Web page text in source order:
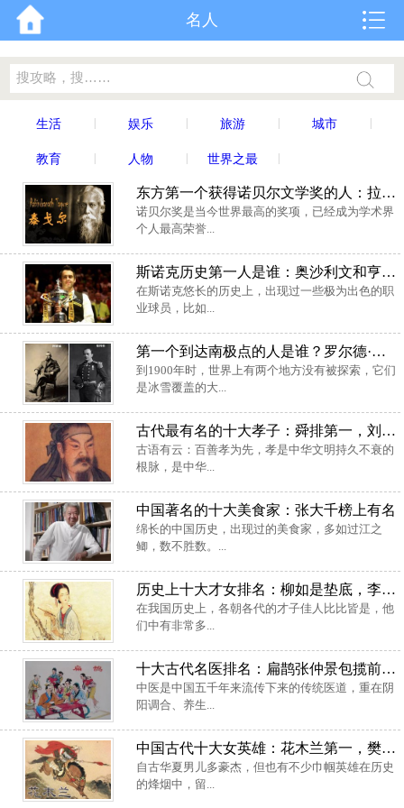
名人
生活 娱乐 旅游 城市
教育 人物 世界之最
东方第一个获得诺贝尔文学奖的人：拉宾德纳特·泰戈尔
诺贝尔奖是当今世界最高的奖项，已经成为学术界
个人最高荣誉...
斯诺克历史第一人是谁：奥沙利文和亨得利谁厉害？
在斯诺克悠长的历史上，出现过一些极为出色的职
业球员，比如...
第一个到达南极点的人是谁？罗尔德·阿蒙森
到1900年时，世界上有两个地方没有被探索，它们
是冰雪覆盖的大...
古代最有名的十大孝子：舜排第一，刘恒居第二
古语有云：百善孝为先，孝是中华文明持久不衰的
根脉，是中华...
中国著名的十大美食家：张大千榜上有名
绵长的中国历史，出现过的美食家，多如过江之
鲫，数不胜数。...
历史上十大才女排名：柳如是垫底，李清照稳居榜首
在我国历史上，各朝各代的才子佳人比比皆是，他
们中有非常多...
十大古代名医排名：扁鹊张仲景包揽前两名
中医是中国五千年来流传下来的传统医道，重在阴
阳调合、养生...
中国古代十大女英雄：花木兰第一，樊梨花屈居第二
自古华夏男儿多豪杰，但也有不少巾帼英雄在历史
的烽烟中，留...